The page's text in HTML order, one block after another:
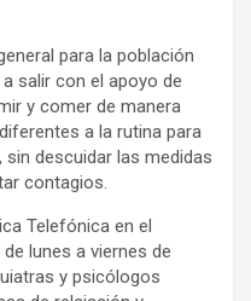
para la población
salir con el apoyo de
y comer de manera
a la rutina para
descuidar las medidas
contagios.
Telefónica en el
lunes a viernes de
y psicólogos